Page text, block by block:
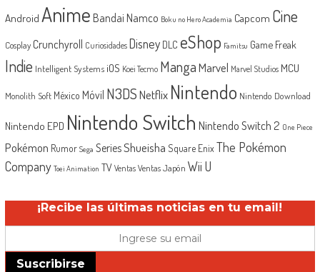
Android Anime Bandai Namco Boku no Hero Academia Capcom Cine
Cosplay Crunchyroll Curiosidades Disney DLC eShop Famitsu Game Freak
Indie Intelligent Systems iOS Koei Tecmo MangaMarvel Marvel Studios MCU
Monolith Soft México Móvil N3DSNetflix Nintendo Nintendo Download
Nintendo EPD Nintendo Switch Nintendo Switch 2 One Piece
Pokémon Rumor Sega SeriesShueisha Square EnixThe Pokémon
Company Toei Animation TV Ventas Ventas Japón Wii U
¡Recibe las últimas noticias en tu email!
Suscribirse